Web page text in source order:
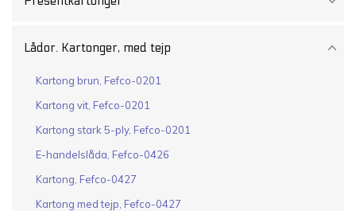
Lådor. Kartonger, med tejp
Kartong brun, Fefco-0201
Kartong vit, Fefco-0201
Kartong stark 5-ply, Fefco-0201
E-handelslåda, Fefco-0426
Kartong, Fefco-0427
Kartong med tejp, Fefco-0427
brun/brun,
1
täckremsa,
med
mängd